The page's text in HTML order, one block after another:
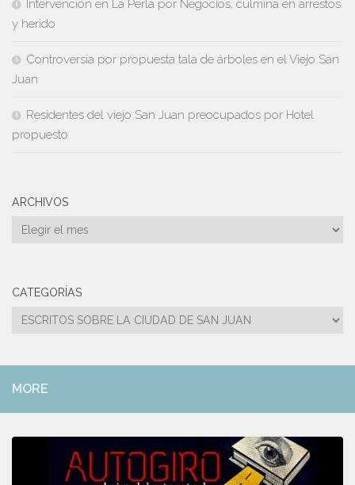
Intervención en La Perla por Negocios, culmina en arrestos
y herido
Controversia por propuesta tala de árboles en el Viejo San
Juan
Residentes del viejo San Juan preocupados por Hotel
propuesto
ARCHIVOS
Archivos
CATEGORÍAS
Categorías
MORE